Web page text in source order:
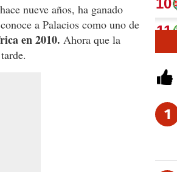
nueve años, ha ganado
a Palacios como uno de
en 2010. Ahora que la
1